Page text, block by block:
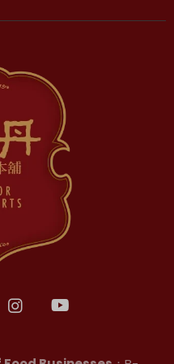
丹LINE會員✨